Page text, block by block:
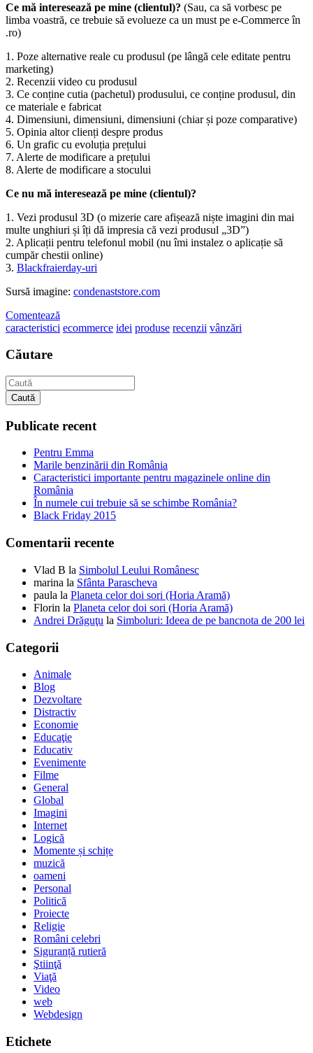
Ce mă interesează pe mine (clientul)? (Sau, ca să vorbesc pe
limba voastră, ce trebuie să evolueze ca un must pe e-Commerce în
.ro)
1. Poze alternative reale cu produsul (pe lângă cele editate pentru
marketing)
2. Recenzii video cu produsul
3. Ce conține cutia (pachetul) produsului, ce conține produsul, din
ce materiale e fabricat
4. Dimensiuni, dimensiuni, dimensiuni (chiar și poze comparative)
5. Opinia altor clienți despre produs
6. Un grafic cu evoluția prețului
7. Alerte de modificare a prețului
8. Alerte de modificare a stocului
Ce nu mă interesează pe mine (clientul)?
1. Vezi produsul 3D (o mizerie care afișează niște imagini din mai
multe unghiuri și îți dă impresia că vezi produsul „3D”)
2. Aplicații pentru telefonul mobil (nu îmi instalez o aplicație să
cumpăr chestii online)
3. Blackfraierday-uri
Sursă imagine: condenaststore.com
Comentează
caracteristici ecommerce idei produse recenzii vânzări
Căutare
Caută
Publicate recent
Pentru Emma
Marile benzinării din România
Caracteristici importante pentru magazinele online din
România
În numele cui trebuie să se schimbe România?
Black Friday 2015
Comentarii recente
Vlad B la Simbolul Leului Românesc
marina la Sfânta Parascheva
paula la Planeta celor doi sori (Horia Aramă)
Florin la Planeta celor doi sori (Horia Aramă)
Andrei Drăguţu la Simboluri: Ideea de pe bancnota de 200 lei
Categorii
Animale
Blog
Dezvoltare
Distractiv
Economie
Educaţie
Educativ
Evenimente
Filme
General
Global
Imagini
Internet
Logică
Momente și schițe
muzică
oameni
Personal
Politică
Proiecte
Religie
Români celebri
Siguranță rutieră
Ştiinţă
Viaţă
Video
web
Webdesign
Etichete